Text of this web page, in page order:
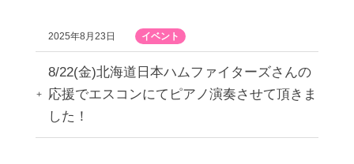
2025年8月23日 イベント
8/22(金)北海道日本ハムファイターズさんの
応援でエスコンにてピアノ演奏させて頂きま
した！